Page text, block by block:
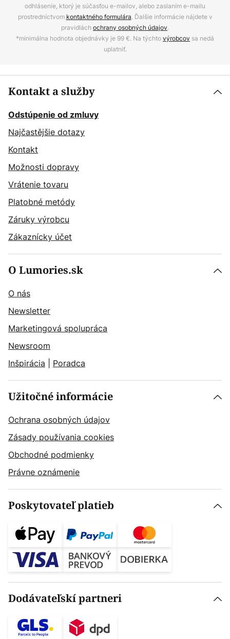
odhlásenie, ktorý je súčasťou e-mailov, alebo zaslaním e-mailu
prostredníctvom kontaktného formulára. Ďalšie informácie nájdete v
pravidlách ochrany osobných údajov.
*minimálna hodnota objednávky je 99 €. Na týchtovýrobcov sa nedá
uplatniť.
Kontakt a služby
Odstúpenie od zmluvy
Najčastějšie dotazy
Kontakt
Možnosti dopravy
Vrátenie tovaru
Platobné metódy
Záruky výrobcu
Zákaznícky účet
O Lumories.sk
O nás
Newsletter
Marketingová spolupráca
Newsroom
Inšpirácia
Poradca
Užitočné informácie
Ochrana osobných údajov
Zásady používania cookies
Obchodné podmienky
Právne oznámenie
Poskytovateľ platieb
Dodávateľskí partneri